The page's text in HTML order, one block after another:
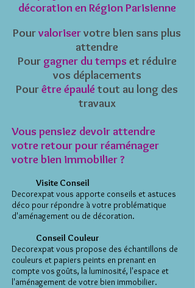
décoration en Région Parisienne
Pour​valoriservotre bien ​​sans plus
attendre
​Pour gagner du temps​ et réduire
vos déplacements
Pourêtre épaulé tout au long des
travaux
Vous pensiez devoir attendre
votre retour pour réaménager
votre bien immobilier ?
Visite Conseil
Decorexpat vous apporte conseils et astuces
déco pour répondre à votre problématique
d'aménagement ou de décoration.
Conseil Couleur
Decorexpat vous propose des échantillons de
couleurs et papiers peints en prenant en
compte vos goûts, la luminosité, l'espace et
l'aménagement de votre bien immobilier.